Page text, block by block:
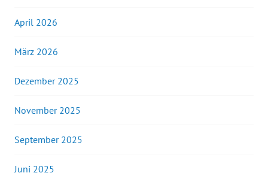
April 2026
März 2026
Dezember 2025
November 2025
September 2025
Juni 2025